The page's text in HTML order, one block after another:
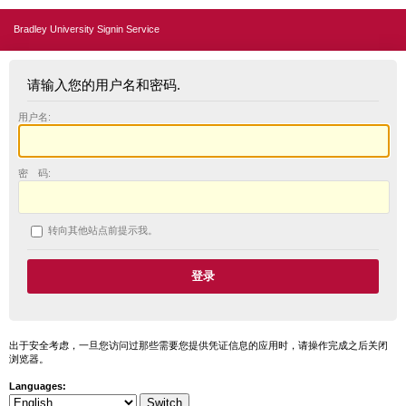
Bradley University Signin Service
请输入您的用户名和密码.
用户名:
密 码:
转向其他站点前提示我。
出于安全考虑，一旦您访问过那些需要您提供凭证信息的应用时，请操作完成之后关闭
浏览器。
Languages: